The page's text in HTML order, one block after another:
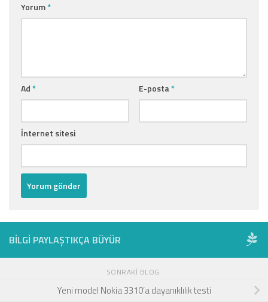
Yorum*
Ad* E-posta*
İnternet sitesi
BILGI PAYLAŞTIKÇA BÜYÜR
SONRAKI BLOG
Yeni model Nokia 3310’a dayanıklılık testi